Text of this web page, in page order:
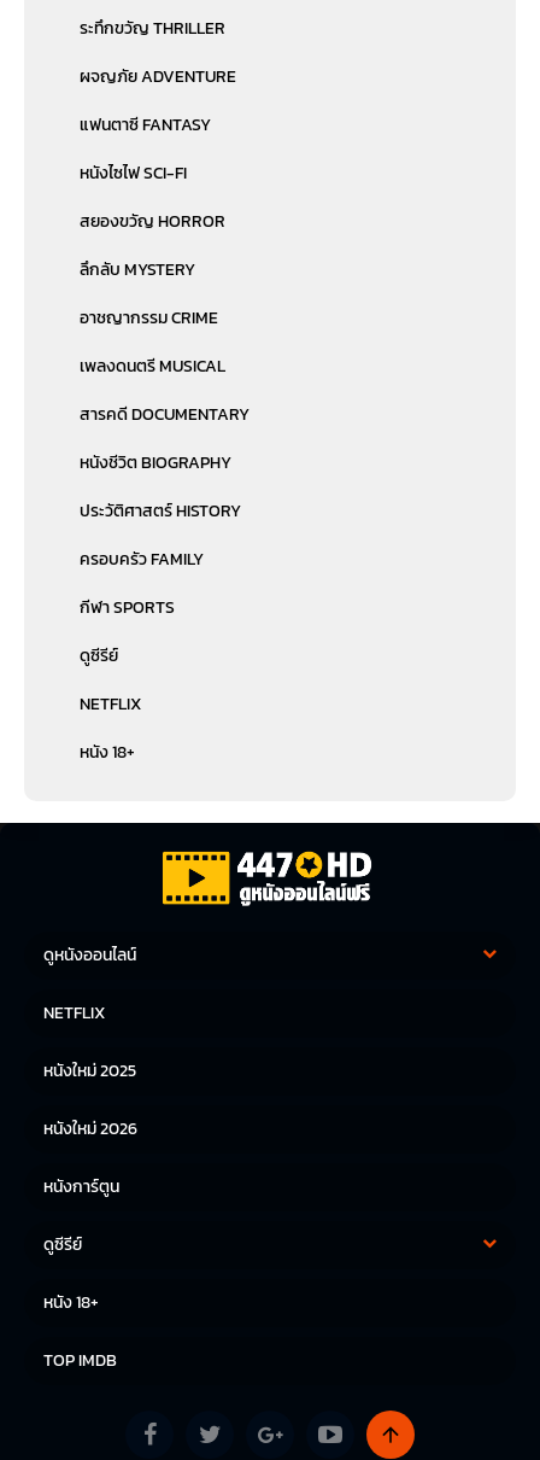
ระทึกขวัญ THRILLER
ผจญภัย ADVENTURE
แฟนตาซี FANTASY
หนังไซไฟ SCI-FI
สยองขวัญ HORROR
ลึกลับ MYSTERY
อาชญากรรม CRIME
เพลงดนตรี MUSICAL
สารคดี DOCUMENTARY
หนังชีวิต BIOGRAPHY
ประวัติศาสตร์ HISTORY
ครอบครัว FAMILY
กีฬา SPORTS
ดูซีรีย์
NETFLIX
หนัง 18+
ดูหนังออนไลน์
หนังญี่ปุ่น
NETFLIX
หนังใหม่ 2025
หนังใหม่ 2026
หนังการ์ตูน
ดูซีรีย์
หนัง 18+
TOP IMDB